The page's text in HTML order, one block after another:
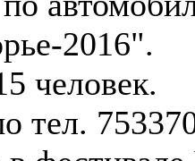
2016".
человек.
тел.